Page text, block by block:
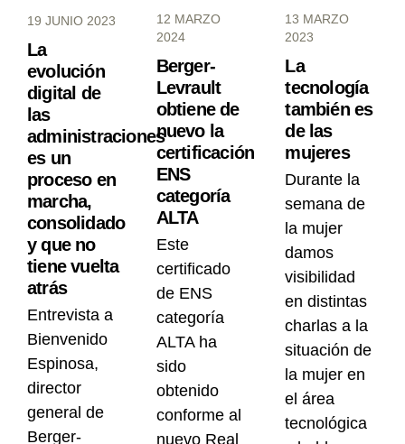
19 JUNIO 2023
La
evolución
digital de
las
administraciones
es un
proceso en
marcha,
consolidado
y que no
tiene vuelta
atrás
Entrevista a
Bienvenido
Espinosa,
director
general de
Berger-
12 MARZO
2024
Berger-
Levrault
obtiene de
nuevo la
certificación
ENS
categoría
ALTA
Este
certificado
de ENS
categoría
ALTA ha
sido
obtenido
conforme al
nuevo Real
13 MARZO
2023
La
tecnología
también es
de las
mujeres
Durante la
semana de
la mujer
damos
visibilidad
en distintas
charlas a la
situación de
la mujer en
el área
tecnológica